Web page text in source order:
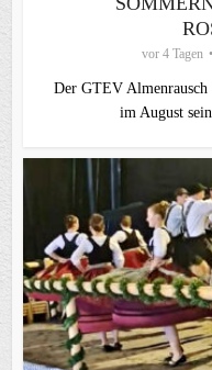
vor 4 Tagen
Der GTEV Almenrausch
im August